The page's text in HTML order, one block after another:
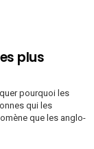
plus
pourquoi les
qui les
que les anglo-